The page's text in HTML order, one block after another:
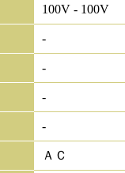
100V - 100V
-
-
-
-
ＡＣ